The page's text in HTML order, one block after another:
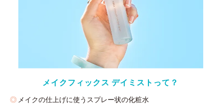
メイクフィックス デイミストって？
メイクの仕上げに使うスプレー状の化粧水